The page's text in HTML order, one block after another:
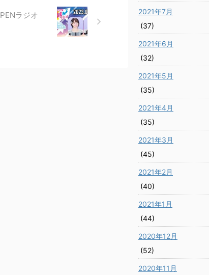
ラジオ
2021年7月
(37)
2021年6月
(32)
2021年5月
(35)
2021年4月
(35)
2021年3月
(45)
2021年2月
(40)
2021年1月
(44)
2020年12月
(52)
2020年11月